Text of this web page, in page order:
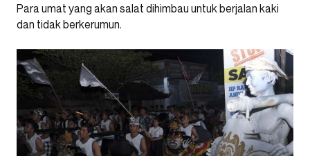
Para umat yang akan salat dihimbau untuk berjalan kaki
dan tidak berkerumun.